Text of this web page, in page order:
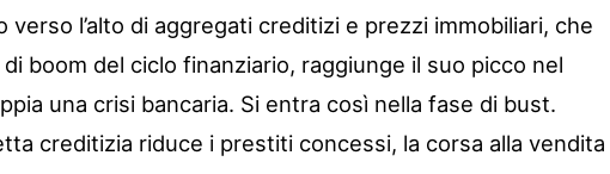
verso l’alto di aggregati creditizi e prezzi immobiliari, che
boom del ciclo finanziario, raggiunge il suo picco nel
una crisi bancaria. Si entra così nella fase di bust.
creditizia riduce i prestiti concessi, la corsa alla vendita